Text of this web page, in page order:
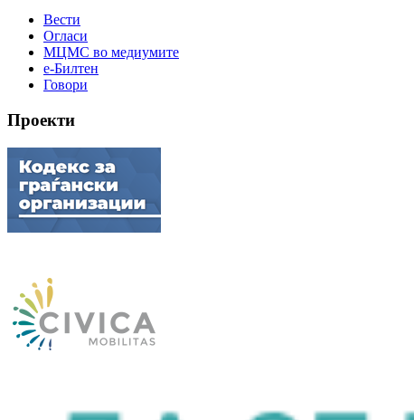
Вести
Огласи
МЦМС во медиумите
е-Билтен
Говори
Проекти